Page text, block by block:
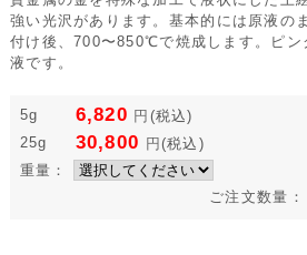
強い光沢があります。基本的には原液の
付け後、700〜850℃で焼成します。ピン
液です。
5g 6,820 円 (税込)
25g
30,800 円 (税込)
重量：
ご注文数量：